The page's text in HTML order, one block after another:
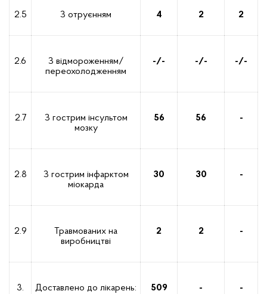
2.5 З отруєнням 4 2 2
2.6
З відмороженням/
переохолодженням
-/- -/- -/-
2.7
З гострим інсультом
мозку
56 56 -
2.8
З гострим інфарктом
міокарда
30 30 -
2.9
Травмованих на
виробництві
2 2 -
3. Доставлено до лікарень: 509 - -